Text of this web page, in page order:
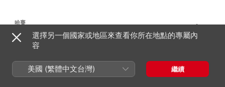
哈賽
Serpentes ignei in deserto 3
哈賽
選擇另一個國家或地區來查看你所在地點的專屬內
容
美國 (繁體中文台灣) 繼續